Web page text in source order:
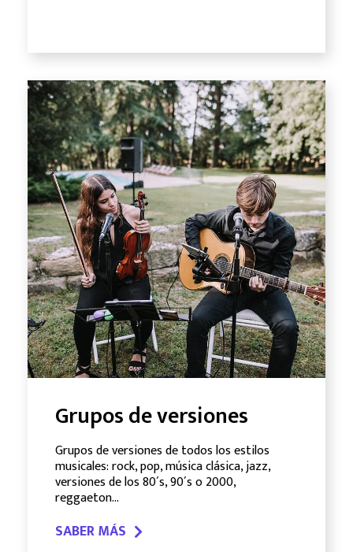
Grupos de versiones
Grupos de versiones de todos los estilos
musicales: rock, pop, música clásica, jazz,
versiones de los 80´s, 90´s o 2000,
reggaeton…
SABER MÁS